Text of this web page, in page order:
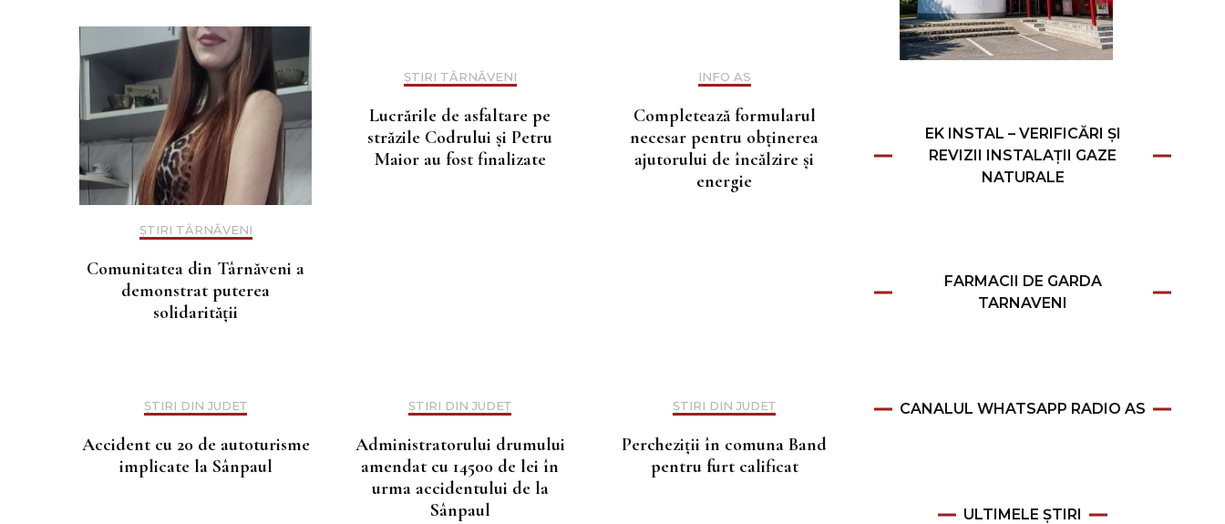
ȘTIRI TÂRNĂVENI
Comunitatea din Târnăveni a
demonstrat puterea
solidarității
ȘTIRI TÂRNĂVENI
Lucrările de asfaltare pe
străzile Codrului și Petru
Maior au fost finalizate
INFO AS
Completează formularul
necesar pentru obținerea
ajutorului de încălzire și
energie
ȘTIRI DIN JUDEȚ
Accident cu 20 de autoturisme
implicate la Sânpaul
ȘTIRI DIN JUDEȚ
Administratorului drumului
amendat cu 14500 de lei în
urma accidentului de la
Sânpaul
ȘTIRI DIN JUDEȚ
Percheziții în comuna Band
pentru furt calificat
EK INSTAL – VERIFICĂRI ȘI
REVIZII INSTALAȚII GAZE
NATURALE
FARMACII DE GARDA
TARNAVENI
CANALUL WHATSAPP RADIO AS
ULTIMELE ȘTIRI